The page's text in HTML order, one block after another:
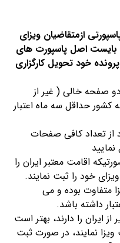
هیچ کپی پاسپورتی ازمتقاضیان ویزای
بایست اصل پاسپورت های
خود تحویل کارگزاری
صفحه خالی ( غیر از
به کشور حداقل سه ماه اعتبار
از تعداد کافی صفحات
اقامت معتبر ایران را
خود را ثبت نمایند.
متفاوت بوده و می
داشته باشد.
ایران را دارند، بهتر است
نمایند، در صورت ثبت